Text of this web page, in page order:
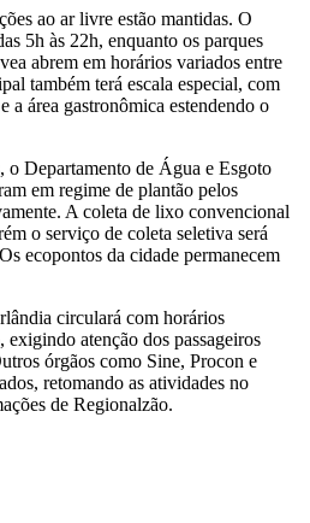
ao ar livre estão mantidas. O
5h às 22h, enquanto os parques
abrem em horários variados entre
também terá escala especial, com
a área gastronômica estendendo o
o Departamento de Água e Esgoto
em regime de plantão pelos
A coleta de lixo convencional
o serviço de coleta seletiva será
ecopontos da cidade permanecem
circulará com horários
atenção dos passageiros
órgãos como Sine, Procon e
retomando as atividades no
de Regionalzão.